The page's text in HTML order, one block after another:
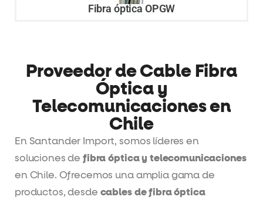
Fibra óptica OPGW
Proveedor de Cable Fibra
Óptica y
Telecomunicaciones en
Chile
En Santander Import, somos líderes en
soluciones defibra óptica y telecomunicaciones
en Chile. Ofrecemos una amplia gama de
productos, desde cables de fibra óptica